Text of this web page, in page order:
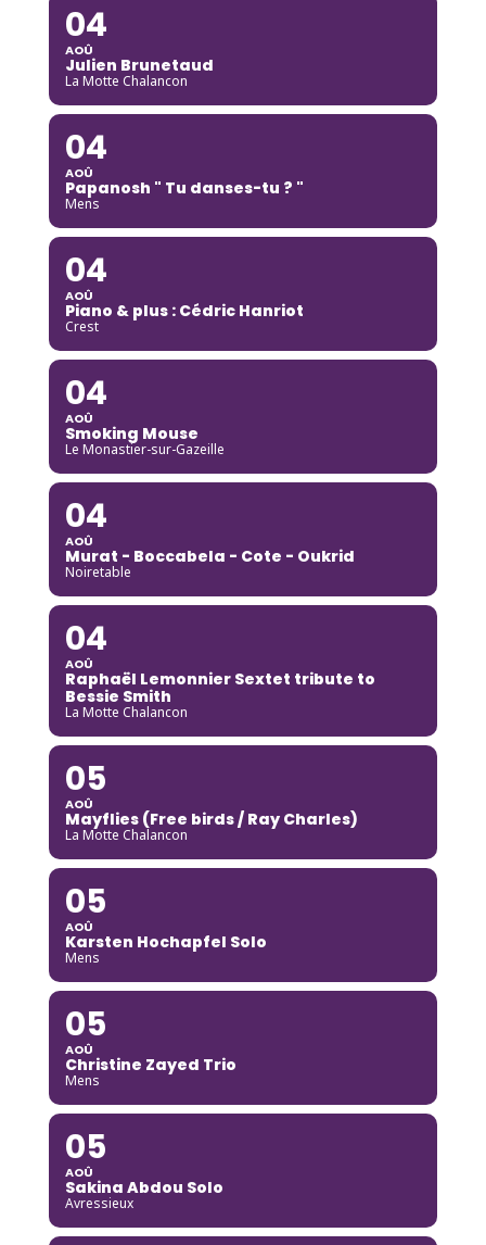
04
AOÛ
Julien Brunetaud
La Motte Chalancon
04
AOÛ
Papanosh " Tu danses-tu ? "
Mens
04
AOÛ
Piano & plus : Cédric Hanriot
Crest
04
AOÛ
Smoking Mouse
Le Monastier-sur-Gazeille
04
AOÛ
Murat - Boccabela - Cote - Oukrid
Noiretable
04
AOÛ
Raphaël Lemonnier Sextet tribute to
Bessie Smith
La Motte Chalancon
05
AOÛ
Mayflies (Free birds / Ray Charles)
La Motte Chalancon
05
AOÛ
Karsten Hochapfel Solo
Mens
05
AOÛ
Christine Zayed Trio
Mens
05
AOÛ
Sakina Abdou Solo
Avressieux